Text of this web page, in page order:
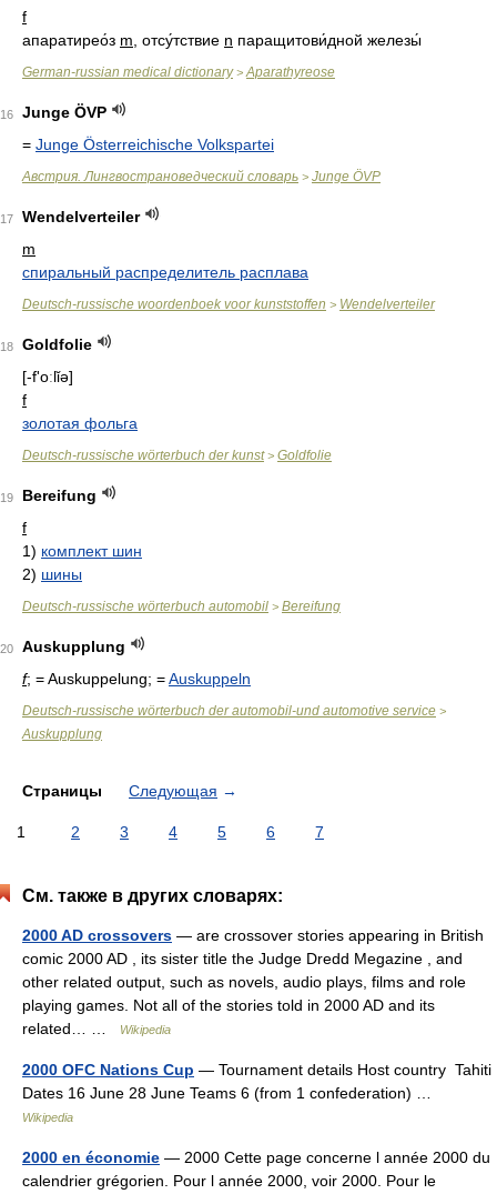
f
апаратирео́з m , отсу́тствие n паращитови́дной железы́
German-russian medical dictionary> Aparathyreose
16
Junge ÖVP
= Junge Österreichische Volkspartei
Австрия. Лингвострановедческий словарь > Junge ÖVP
17
Wendelverteiler
m
спиральный распределитель расплава
Deutsch-russische woordenboek voor kunststoffen > Wendelverteiler
18
Goldfolie
[-f'oːlǐə]
f
золотая фольга
Deutsch-russische wörterbuch der kunst> Goldfolie
19
Bereifung
f
1) комплект шин
2) шины
Deutsch-russische wörterbuch automobil > Bereifung
20
Auskupplung
f; = Auskuppelung; =Auskuppeln
Deutsch-russische wörterbuch der automobil-und automotive service >
Auskupplung
Страницы Следующая →
1 2 3 4 5 6 7
См. также в других словарях:
2000 AD crossovers — are crossover stories appearing in British
comic 2000 AD , its sister title the Judge Dredd Megazine , and
other related output, such as novels, audio plays, films and role
playing games. Not all of the stories told in 2000 AD and its
related… …
Wikipedia
2000 OFC Nations Cup — Tournament details Host country Tahiti
Dates 16 June 28 June Teams 6 (from 1 confederation) …
Wikipedia
2000 en économie — 2000 Cette page concerne l année 2000 du
calendrier grégorien. Pour l année 2000, voir 2000. Pour le